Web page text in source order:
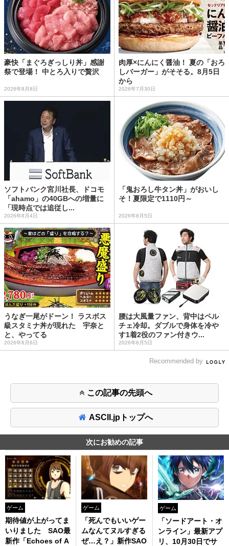
豪快「まぐろぎっしり丼」感謝
祭で登場！ 中とろ入りで贅沢
2026年8月8日
肉厚×にんにく醤油！ 夏の「おろ
しバーガー」がそそる。8月5日
から
2026年7月30日
ソフトバンク宮川社長、ドコモ
「ahamo」の40GBへの増量に
「現時点では追従し...
2026年8月4日
「鬼おろし牛タン丼」がおいし
そ！夏限定で1110円～
2026年8月5日
うなぎ一尾がドーン！ ラスボス
級スタミナ丼が現れた 宇奈と
と、やってる
2026年8月6日
腰は大風量ファン、背中はペル
チェ冷却。ダブルで身体を冷や
す1着2役のファン付きウ...
2026年8月5日
Recommended by
この記事の先頭へ
ASCII.jpトップへ
次にお勧めの記事
ゲーム
期待値が上がってま
いりました SAO最
新作「Echoes of A
ゲーム
「死んでもいいゲー
ムなんてヌルすぎる
ぜ…え？」新作SAO
ゲーム
「ソードアート・オ
ンライン」最新アプ
リ、10月30日でサ